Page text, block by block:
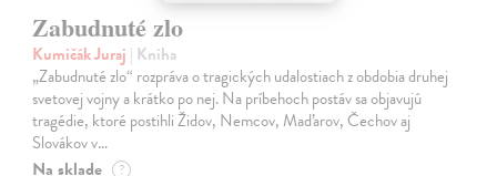
Zabudnuté zlo
Kumičák Juraj | Kniha
„Zabudnuté zlo“ rozpráva o tragických udalostiach z obdobia druhej
svetovej vojny a krátko po nej. Na príbehoch postáv sa objavujú
tragédie, ktoré postihli Židov, Nemcov, Maďarov, Čechov aj
Slovákov v…
Na sklade ?